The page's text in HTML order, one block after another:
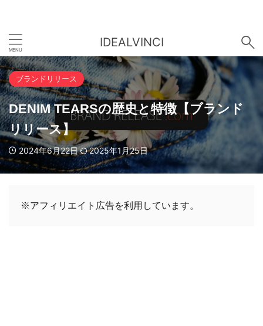
IDEALVINCI
ブランドリリース
DENIM TEARSの歴史と特徴【ブランド
リリース】
2024年6月22日 2025年1月25日
※アフィリエイト広告を利用しています。